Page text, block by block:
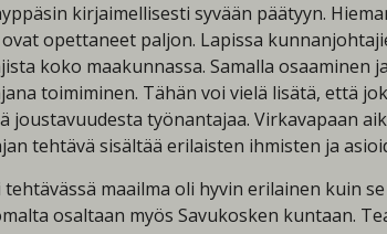
kirjaimellisesti syvään päätyyn.
opettaneet paljon. Lapissa
koko maakunnassa. Samalla
toimiminen. Tähän voi vielä lisätä, että
joustavuudesta työnantajaa. Virkavapaan
tehtävä sisältää erilaisten ihmisten ja
maailma oli hyvin erilainen kuin
osaltaan myös Savukosken kuntaan.